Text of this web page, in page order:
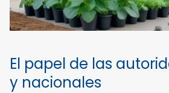
El papel de las
y nacionales